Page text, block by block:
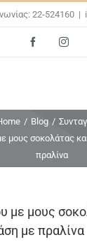
22-524160 |
Facebook
/ Blog /
μους σοκολάτας
πραλίνα
με μους
με πραλίνα